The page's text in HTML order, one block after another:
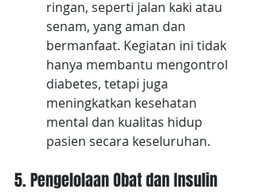
ringan, seperti jalan kaki atau
senam, yang aman dan
bermanfaat. Kegiatan ini tidak
hanya membantu mengontrol
diabetes, tetapi juga
meningkatkan kesehatan
mental dan kualitas hidup
pasien secara keseluruhan.
5. Pengelolaan Obat dan Insulin